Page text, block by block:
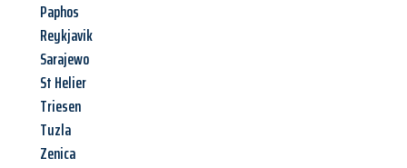
Paphos
Reykjavik
Sarajewo
St Helier
Triesen
Tuzla
Zenica